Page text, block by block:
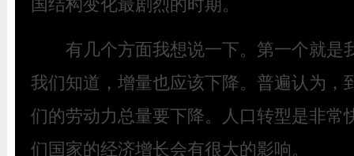
有几个方面我想说一下。第一个就是
我们知道，增量也应该下降。普遍认为，
们的劳动力总量要下降。人口转型是非常
们国家的经济增长会有很大的影响。